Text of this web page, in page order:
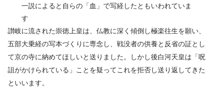
一説によると自らの「血」で写経したともいわれていま
す
讃岐に流された崇徳上皇は、仏教に深く傾倒し極楽往生を願い、
五部大乗経の写本づくりに専念し、戦没者の供養と反省の証とし
て京の寺に納めてほしいと送りました。しかし後白河天皇は「呪
詛がかけられている」ことを疑ってこれを拒否し送り返してきた
といいます。